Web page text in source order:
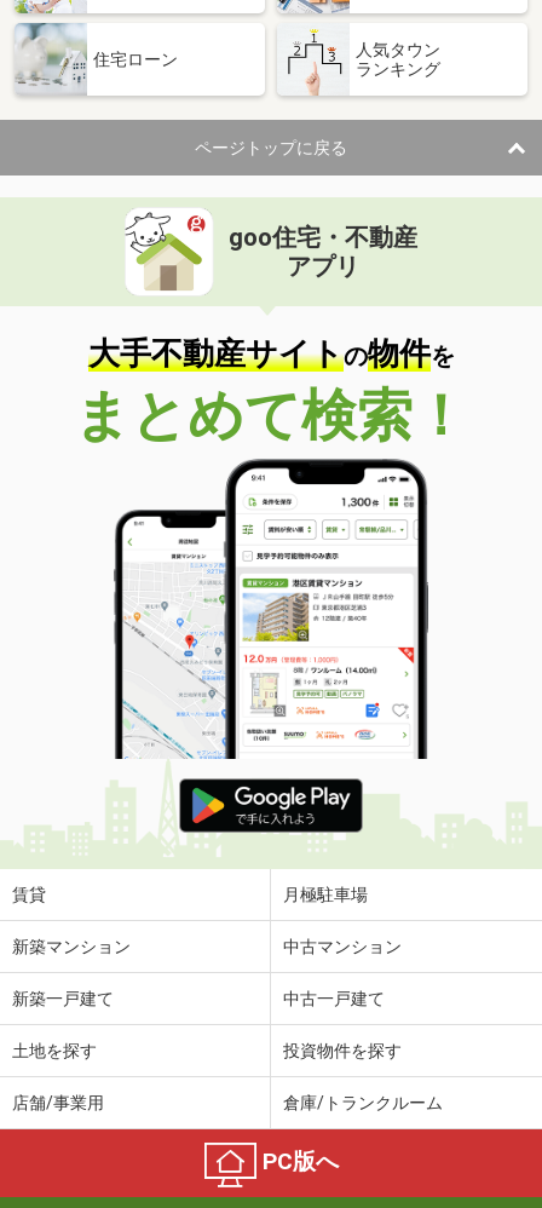
住宅ローン
人気タウン
ランキング
ページトップに戻る
goo住宅・不動産
アプリ
大手不動産サイトの物件を
まとめて検索！
賃貸 月極駐車場
新築マンション 中古マンション
新築一戸建て 中古一戸建て
土地を探す 投資物件を探す
店舗/事業用 倉庫/トランクルーム
PC版へ